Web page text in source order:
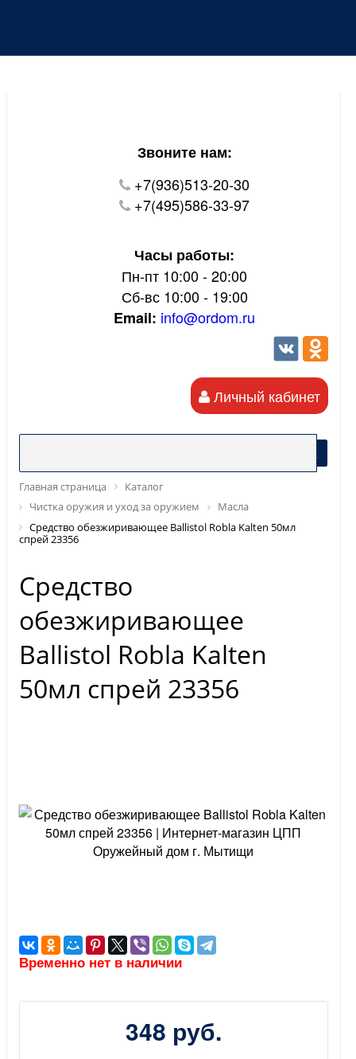
В настоящий момент на нашем сайте ведуться
Звоните нам:
+7(936)513-20-30
+7(495)586-33-97
Часы работы:
Пн-пт 10:00 - 20:00
Сб-вс 10:00 - 19:00
Email: info@ordom.ru
Личный кабинет
Главная страница
Каталог
Чистка оружия и уход за оружием
Масла
Средство обезжиривающее Ballistol Robla Kalten 50мл
спрей 23356
Средство
обезжиривающее
Ballistol Robla Kalten
50мл спрей 23356
Временно нет в наличии
348 руб.